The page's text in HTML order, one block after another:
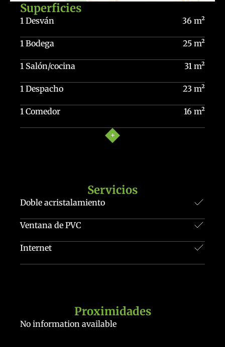
Superficies
1 Desván 36 m²
1 Bodega 25 m²
1 Salón/cocina 31 m²
1 Despacho 23 m²
1 Comedor 16 m²
Servicios
Doble acristalamiento
Ventana de PVC
Internet
Proximidades
No information available